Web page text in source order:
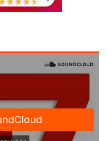
e peixe para
do Hospital da
a famílias
das áreas
o asfaltamento
de ponte
no Alto da
também foram